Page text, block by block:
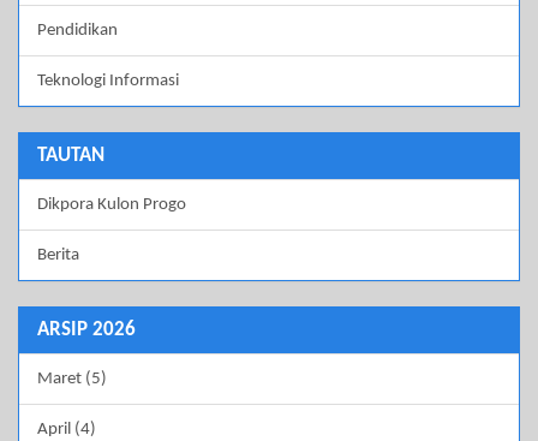
Pendidikan
Teknologi Informasi
TAUTAN
Dikpora Kulon Progo
Berita
ARSIP 2026
Maret (5)
April (4)